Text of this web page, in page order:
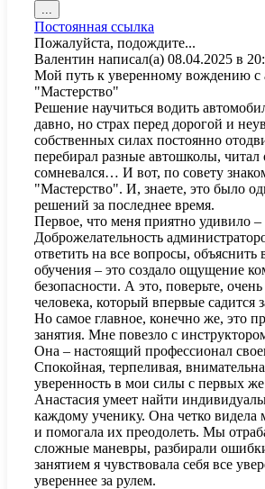
этот
метабокс
в
другое
состояние.
Постоянная ссылка
Пожалуйста, подождите...
Валентин написал(а) 08.04.2025 в
Мой путь к уверенному вождению с
"Мастерство"
Решение научиться водить
давно, но страх перед дорогой и
собственных силах постоянно
перебирал разные автошколы, читал
сомневался… И вот, по совету
"Мастерство". И, знаете, это было
решений за последнее время.
Первое, что меня приятно удивило –
Доброжелательность
ответить на все вопросы,
обучения – это создало ощущение
безопасности. А это, поверьте,
человека, который впервые садится
Но самое главное, конечно же, это
занятия. Мне повезло с
Она – настоящий профессионал
Спокойная, терпеливая,
уверенность в мои силы с первых
Анастасия умеет найти
каждому ученику. Она четко видела
и помогала их преодолеть. Мы
сложные маневры, разбирали
занятием я чувствовала себя все
увереннее за рулем.